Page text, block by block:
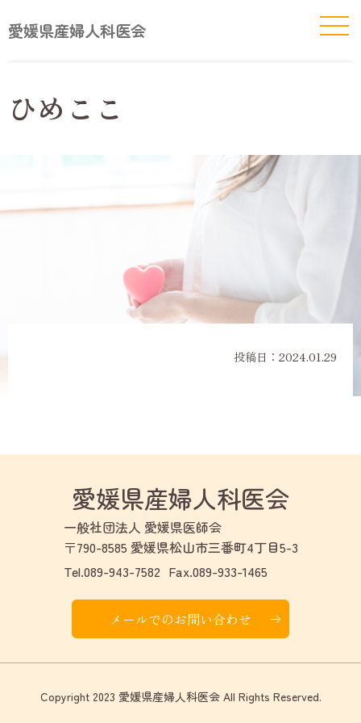
愛媛県産婦人科医会
ひめここ
投稿日： 2024.01.29
愛媛県産婦人科医会
一般社団法人 愛媛県医師会
〒790-8585 愛媛県松山市三番町4丁目5-3
Tel.089-943-7582 Fax.089-933-1465
メールでのお問い合わせ
Copyright 2023 愛媛県産婦人科医会 All Rights Reserved.